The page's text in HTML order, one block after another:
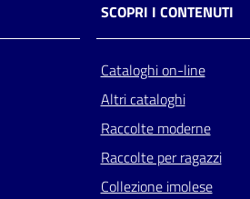
SCOPRI I CONTENUTI
Cataloghi on-line
Altri cataloghi
Raccolte moderne
Raccolte per ragazzi
Collezione imolese